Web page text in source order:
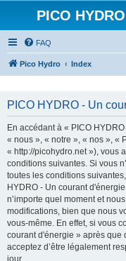
PICO
FAQ
Pico Hydro Index
PICO HYDRO - Un
En accédant à « PICO
« nous », « notre », « nos », «
« http://picohydro.net »), vous
conditions suivantes. Si vous
toutes les conditions
HYDRO - Un courant
n’importe quel moment et
modifications, bien que nous
vous-même. En effet, si vous
courant d'énergie » après que
acceptez d’être légalement
jour.